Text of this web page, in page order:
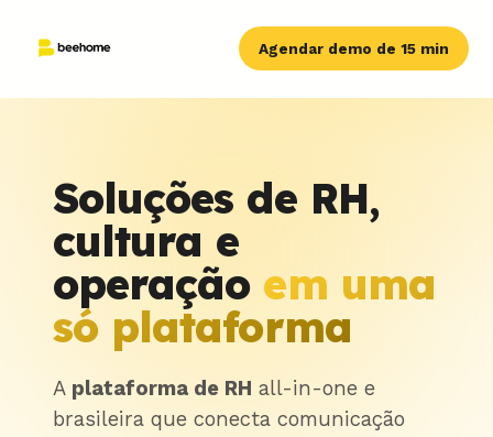
Agendar demo de 15 min
Soluções de RH,
cultura e
operação em uma
só plataforma
A plataforma de RH all-in-one e
brasileira que conecta comunicação